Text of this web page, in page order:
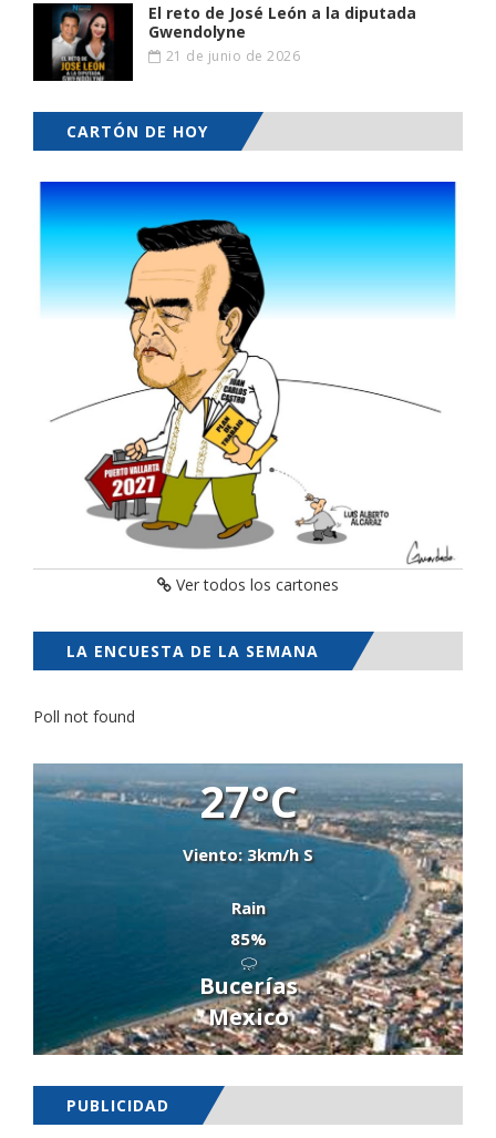
El reto de José León a la diputada
Gwendolyne
21 de junio de 2026
CARTÓN DE HOY
Ver todos los cartones
LA ENCUESTA DE LA SEMANA
Poll not found
27°C
Viento: 3km/h S
Rain
85%
Bucerías
Mexico
PUBLICIDAD